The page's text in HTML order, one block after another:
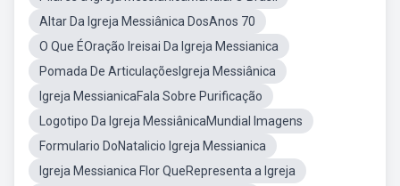
Altar Da Igreja Messiânica DosAnos 70
O Que ÉOração Ireisai Da Igreja Messianica
Pomada De ArticulaçõesIgreja Messiânica
Igreja MessianicaFala Sobre Purificação
Logotipo Da Igreja MessiânicaMundial Imagens
Formulario DoNatalicio Igreja Messianica
Igreja Messianica Flor QueRepresenta a Igreja